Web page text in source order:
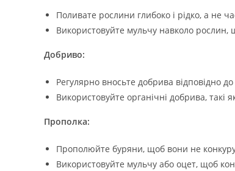
Поливате рослини глибоко і рідко, а не
Використовуйте мульчу навколо рослин,
Добриво:
Регулярно вносьте добрива відповідно
Використовуйте органічні добрива, такі
Прополка:
Прополюйте буряни, щоб вони не
Використовуйте мульчу або оцет, щоб